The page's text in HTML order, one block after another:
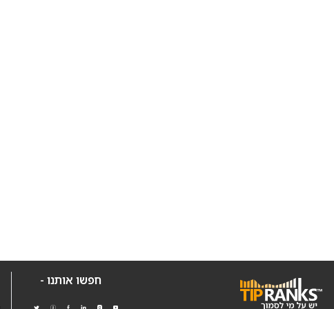
חפשו אותנו -